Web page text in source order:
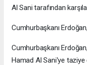
Al Sani tarafından
Cumhurbaşkanı
Cumhurbaşkanı
Hamad Al Sani'ye taziye